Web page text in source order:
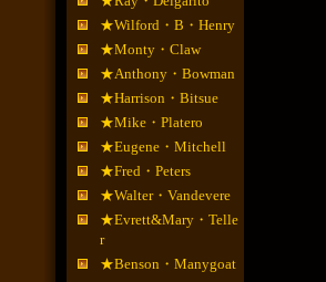
★Wilford・B・Henry
★Monty・Claw
★Anthony・Bowman
★Harrison・Bitsue
★Mike・Platero
★Eugene・Mitchell
★Fred・Peters
★Walter・Vandevere
★Evrett&Mary・Telle
r
★Benson・Manygoat